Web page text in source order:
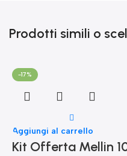
Prodotti simili o
-17%
Aggiungi al carrello
Kit Offerta Mellin